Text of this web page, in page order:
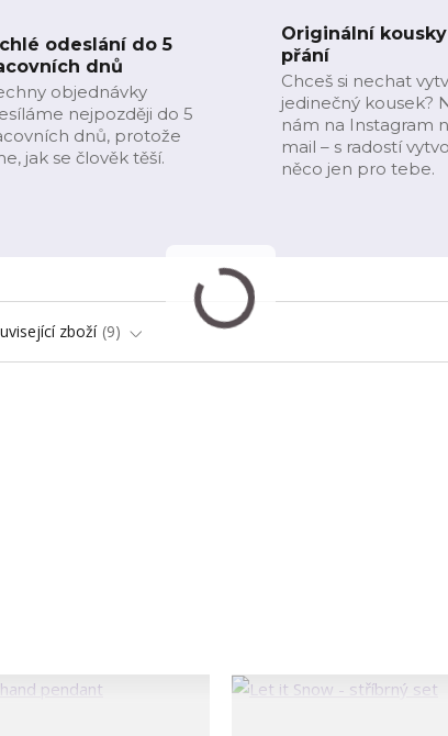
odeslání do 5
dnů
objednávky
nejpozději do 5
dnů, protože
jak se člověk těší.
Originální
přání
Chceš si nechat
jedinečný kousek?
nám na Instagram
mail – s radostí
něco jen pro tebe.
zboží 9